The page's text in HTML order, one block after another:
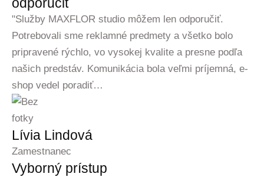
"Služby MAXFLOR studio môžem len odporučiť.
Potrebovali sme reklamné predmety a všetko bolo
pripravené rýchlo, vo vysokej kvalite a presne podľa
našich predstáv. Komunikácia bola veľmi príjemná, e-
shop vedel poradiť…
Lívia Lindová
Zamestnanec
Vyborný prístup